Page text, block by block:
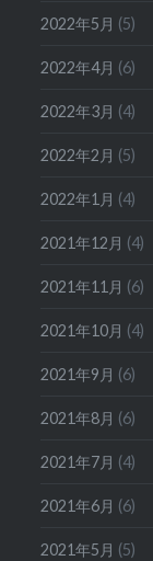
2022年5月 (5)
2022年4月 (6)
2022年3月 (4)
2022年2月 (5)
2022年1月 (4)
2021年12月 (4)
2021年11月 (6)
2021年10月 (4)
2021年9月 (6)
2021年8月 (6)
2021年7月 (4)
2021年6月 (6)
2021年5月 (5)